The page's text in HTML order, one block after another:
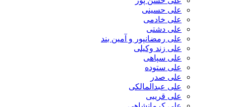
علی حسینی
علی خادمی
علی دشتی
علی رمضانپور و آمین بند
علی زند وکیلی
علی سپاهی
علی ستوده
علی صدر
علی عبدالمالکی
علی قریبی